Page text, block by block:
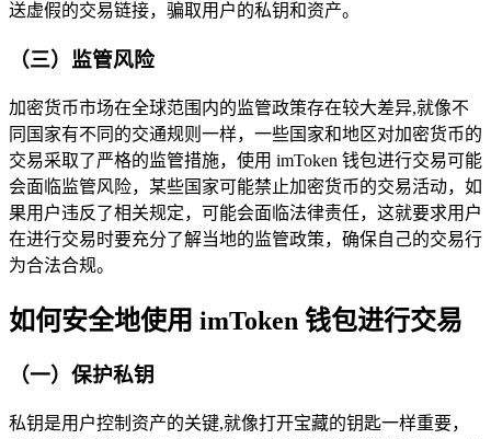
送虚假的交易链接，骗取用户的私钥和资产。
（三）监管风险
加密货币市场在全球范围内的监管政策存在较大差异,就像不
同国家有不同的交通规则一样，一些国家和地区对加密货币的
交易采取了严格的监管措施，使用 imToken 钱包进行交易可能
会面临监管风险，某些国家可能禁止加密货币的交易活动，如
果用户违反了相关规定，可能会面临法律责任，这就要求用户
在进行交易时要充分了解当地的监管政策，确保自己的交易行
为合法合规。
如何安全地使用 imToken 钱包进行交易
（一）保护私钥
私钥是用户控制资产的关键,就像打开宝藏的钥匙一样重要，